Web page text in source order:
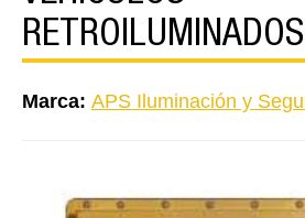
Marca: APS Iluminación y